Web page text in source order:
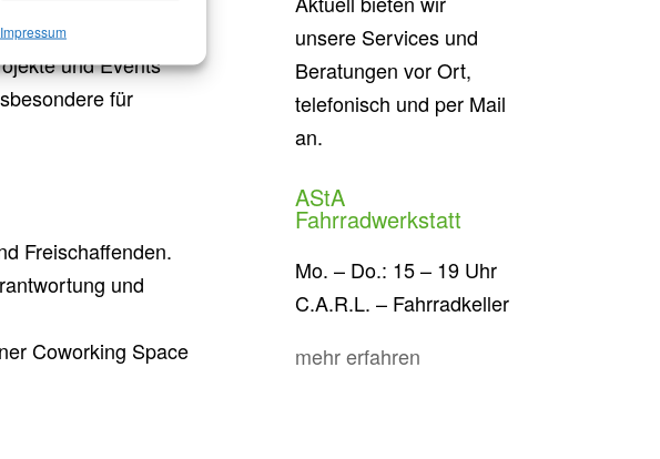
Impressum
und Events
für
Freischaffenden.
und
Coworking Space
unsere Services und
Beratungen vor Ort,
telefonisch und per Mail
an.
AStA
Fahrradwerkstatt
Mo. – Do.: 15 – 19 Uhr
C.A.R.L. – Fahrradkeller
mehr erfahren